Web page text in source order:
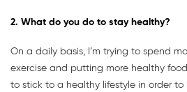
2. What do you do to stay healthy?
On a daily basis, I’m trying to spend
exercise and putting more healthy
to stick to a healthy lifestyle in order to